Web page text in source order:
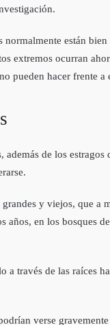
están
extremos ocurran
pueden hacer frente a
de los
y viejos, que
en los bosques
a través de las raíces
verse